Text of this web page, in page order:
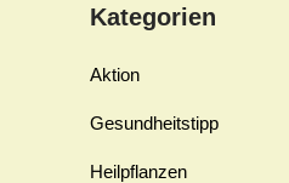
Kategorien
Aktion
Gesundheitstipp
Heilpflanzen